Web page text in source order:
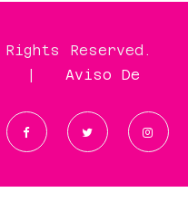
Reserved.
Aviso De